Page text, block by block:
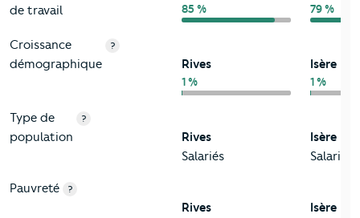
de travail
85 % 79 %
Croissance
démographique
?
Rives
1 %
Isère
1 %
Type de
population
?
Rives
Salariés
Isère
Salariés
Pauvreté ?
Rives Isère